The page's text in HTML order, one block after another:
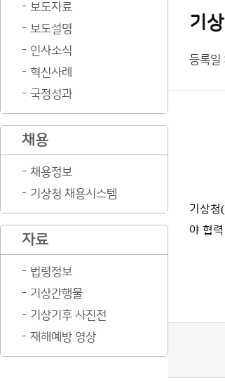
보도자료
보도설명
인사소식
혁신사례
국정성과
채용
채용정보
기상청 채용시스템
자료
법령정보
기상간행물
기상기후 사진전
재해예방 영상
기
등록
기상청(
야 협